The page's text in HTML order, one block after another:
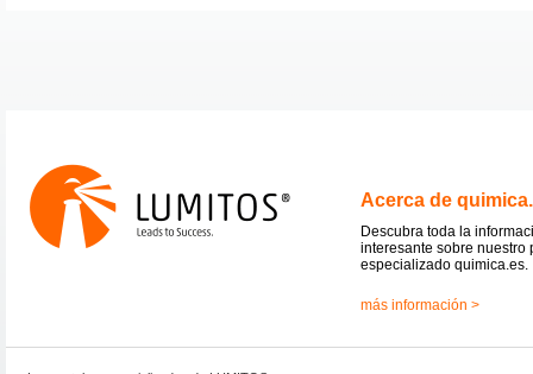
Acerca de
Descubra toda la
interesante sobre nuestro
especializado quimica.es.
más información >